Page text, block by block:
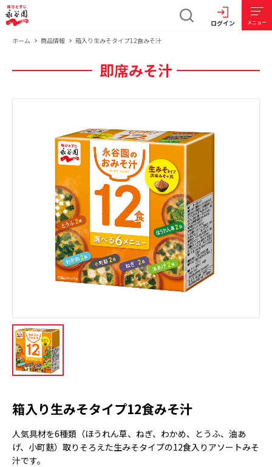
ログイン メニュー
ホーム 商品情報 箱入り生みそタイプ12食みそ汁
即席みそ汁
箱入り生みそタイプ12食みそ汁
人気具材を6種類（ほうれん草、ねぎ、わかめ、とうふ、油あ
げ、小町麩）取りそろえた生みそタイプの12食入りアソートみそ
汁です。